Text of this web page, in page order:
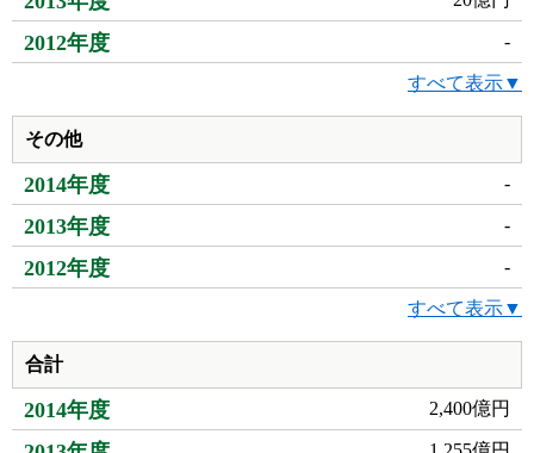
2012年度 -
すべて表示▼
その他
2014年度 -
2013年度 -
2012年度 -
すべて表示▼
合計
2014年度 2,400億円